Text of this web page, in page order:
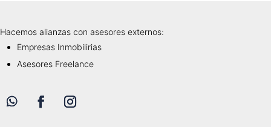
Hacemos alianzas con asesores externos:
Empresas Inmobilirias
Asesores Freelance